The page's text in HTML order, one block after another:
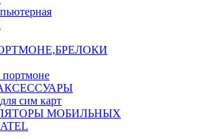
сим карт
МОБИЛЬНЫХ